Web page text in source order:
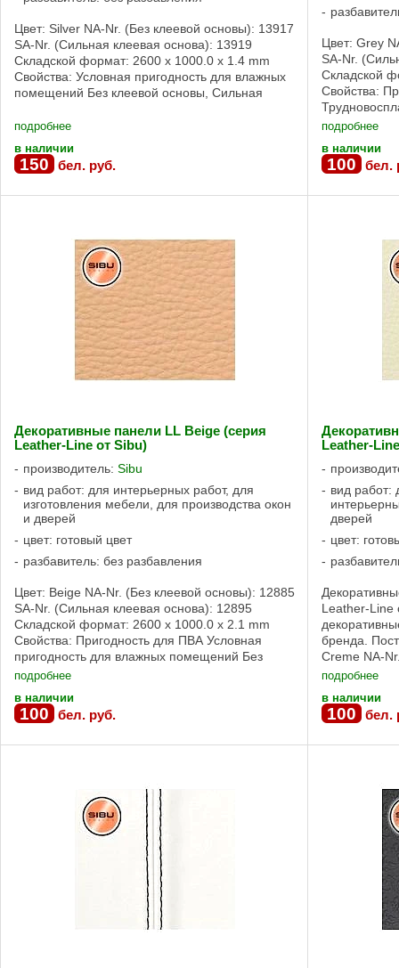
Цвет: Silver NA-Nr. (Без клеевой основы): 13917
SA-Nr. (Сильная клеевая основа): 13919
Складской формат: 2600 x 1000.0 x 1.4 mm
Свойства: Условная пригодность для влажных
помещений Без клеевой основы, Сильная
подробнее
в наличии
150 бел. руб.
Цвет: Grey
SA-Nr.
Складской
Свойства:
подробнее
в наличии
100 бел.
Декоративные панели LL Beige (серия
Leather-Line от Sibu)
производитель: Sibu
вид работ: для интерьерных работ, для
изготовления мебели, для производства окон
и дверей
цвет: готовый цвет
разбавитель: без разбавления
Цвет: Beige NA-Nr. (Без клеевой основы): 12885
SA-Nr. (Сильная клеевая основа): 12895
Складской формат: 2600 x 1000.0 x 2.1 mm
Свойства: Пригодность для ПВА Условная
пригодность для влажных помещений Без
клеевой основы, Сильная клеевая основа ...
подробнее
в наличии
100 бел. руб.
Leather-
вид работ:
дверей
цвет:
Leather-Line
бренда.
Creme NA-
Nr. (Сильная
подробнее
в наличии
100 бел.